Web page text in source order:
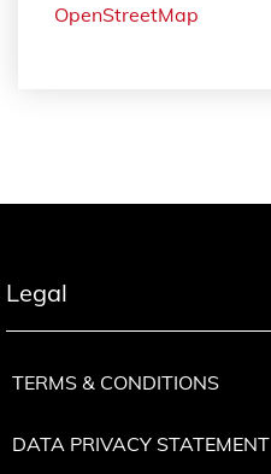
OpenStreetMap
Legal
TERMS & CONDITIONS
DATA PRIVACY STATEMENT